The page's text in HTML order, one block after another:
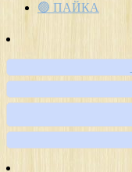
🟢 ПАЙКА